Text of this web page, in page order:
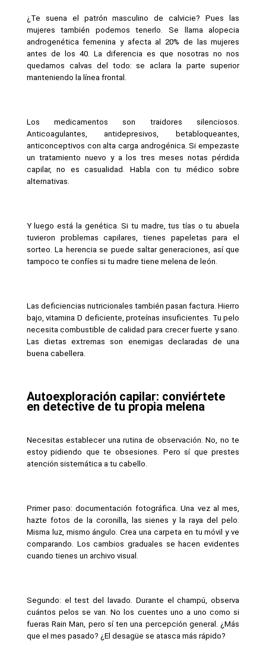
¿Te suena el patrón masculino de calvicie? Pues las
mujeres también podemos tenerlo. Se llama alopecia
androgenética femenina y afecta al 20% de las mujeres
antes de los 40. La diferencia es que nosotras no nos
quedamos calvas del todo: se aclara la parte superior
manteniendo la línea frontal.
Los medicamentos son traidores silenciosos.
Anticoagulantes, antidepresivos, betabloqueantes,
anticonceptivos con alta carga androgénica. Si empezaste
un tratamiento nuevo y a los tres meses notas pérdida
capilar, no es casualidad. Habla con tu médico sobre
alternativas.
Y luego está la genética. Si tu madre, tus tías o tu abuela
tuvieron problemas capilares, tienes papeletas para el
sorteo. La herencia se puede saltar generaciones, así que
tampoco te confíes si tu madre tiene melena de león.
Las deficiencias nutricionales también pasan factura. Hierro
bajo, vitamina D deficiente, proteínas insuficientes. Tu pelo
necesita combustible de calidad para crecer fuerte y sano.
Las dietas extremas son enemigas declaradas de una
buena cabellera.
Autoexploración capilar: conviértete
en detective de tu propia melena
Necesitas establecer una rutina de observación. No, no te
estoy pidiendo que te obsesiones. Pero sí que prestes
atención sistemática a tu cabello.
Primer paso: documentación fotográfica. Una vez al mes,
hazte fotos de la coronilla, las sienes y la raya del pelo.
Misma luz, mismo ángulo. Crea una carpeta en tu móvil y ve
comparando. Los cambios graduales se hacen evidentes
cuando tienes un archivo visual.
Segundo: el test del lavado. Durante el champú, observa
cuántos pelos se van. No los cuentes uno a uno como si
fueras Rain Man, pero sí ten una percepción general. ¿Más
que el mes pasado? ¿El desagüe se atasca más rápido?